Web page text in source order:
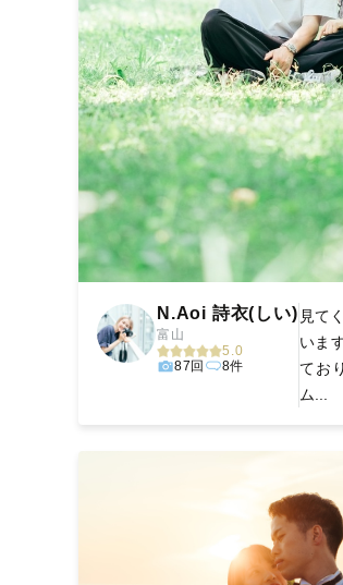
N.Aoi 詩衣(しい)
富山
5.0
87回
8件
見て
いま
てお
ム...